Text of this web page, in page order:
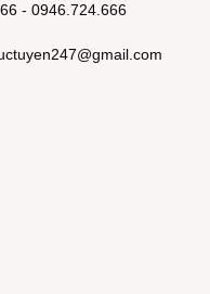
- 0946.724.666